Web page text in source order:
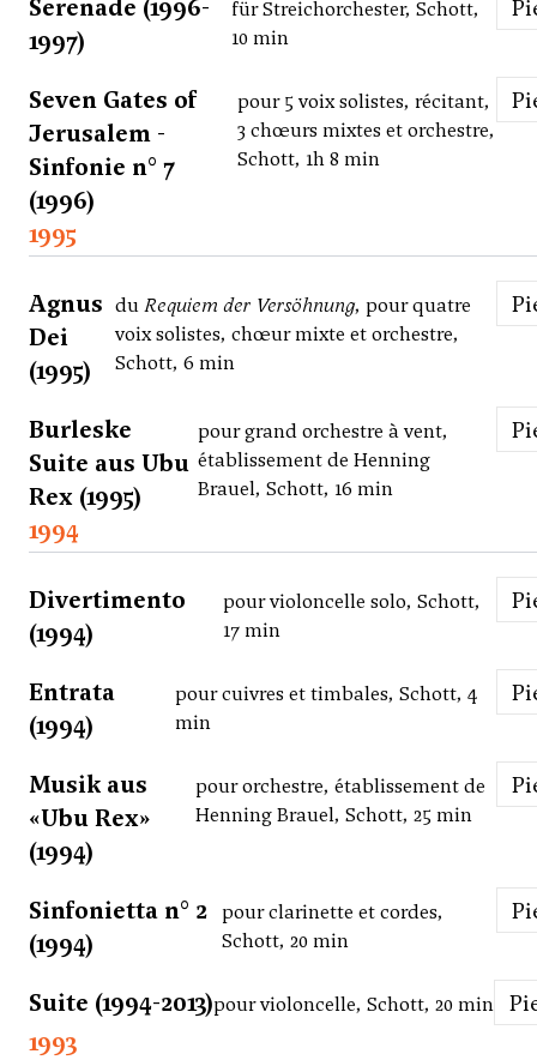
Serenade (1996-
1997)
für Streichorchester, Schott,
10 min
Seven Gates of
Jerusalem -
Sinfonie n° 7
(1996)
pour 5 voix solistes, récitant,
3 chœurs mixtes et orchestre,
Schott, 1h 8 min
1995
Agnus
Dei
(1995)
duRequiem der Versöhnung, pour quatre
voix solistes, chœur mixte et orchestre,
Schott, 6 min
Burleske
Suite aus Ubu
Rex (1995)
pour grand orchestre à vent,
établissement de Henning
Brauel, Schott, 16 min
1994
Divertimento
(1994)
pour violoncelle solo, Schott,
17 min
Entrata
(1994)
pour cuivres et timbales, Schott, 4
min
Musik aus
«Ubu Rex»
(1994)
pour orchestre, établissement de
Henning Brauel, Schott, 25 min
Sinfonietta n° 2
(1994)
pour clarinette et cordes,
Schott, 20 min
Suite (1994-2013)pour violoncelle, Schott, 20 min
1993